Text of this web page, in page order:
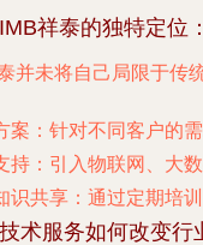
祥泰的独特定位
并未将自己局限于传
案 ：针对不同客户的
持 ：引入物联网、大
识共享 ：通过定期培
术服务如何改变行